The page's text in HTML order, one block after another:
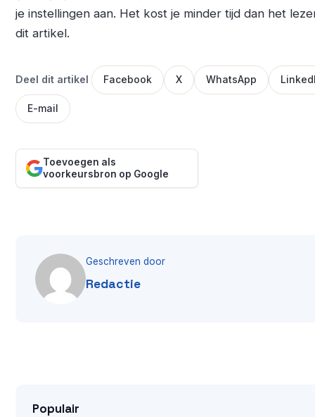
je instellingen aan. Het kost je minder tijd dan het
dit artikel.
Deel dit artikel Facebook X WhatsApp
E-mail
Toevoegen als
voorkeursbron op Google
Geschreven door
Redactie
Populair